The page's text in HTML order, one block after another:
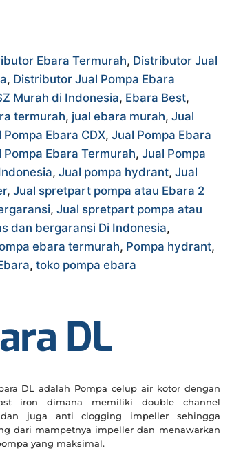
Ebara Termurah, Distributor Jual
, Distributor Jual Pompa Ebara
Murah di Indonesia, Ebara Best,
termurah, jual ebara murah, Jual
Pompa Ebara CDX, Jual Pompa Ebara
Pompa Ebara Termurah, Jual Pompa
, Jual pompa hydrant, Jual
, Jual spretpart pompa atau Ebara 2
, Jual spretpart pompa atau
dan bergaransi Di Indonesia,
ebara termurah, Pompa hydrant,
, toko pompa ebara
DL
DL adalah Pompa celup air kotor dengan
iron dimana memiliki double channel
juga anti clogging impeller sehingga
dari mampetnya impeller dan menawarkan
yang maksimal.